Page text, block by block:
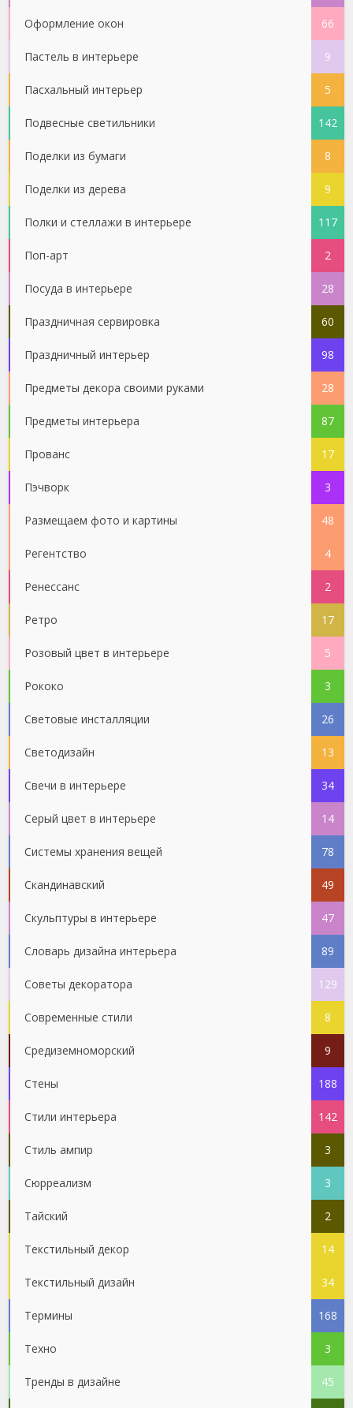
Оформление окон 66
Пастель в интерьере 9
Пасхальный интерьер 5
Подвесные светильники 142
Поделки из бумаги 8
Поделки из дерева 9
Полки и стеллажи в интерьере 117
Поп-арт 2
Посуда в интерьере 28
Праздничная сервировка 60
Праздничный интерьер 98
Предметы декора своими руками 28
Предметы интерьера 87
Прованс 17
Пэчворк 3
Размещаем фото и картины 48
Регентство 4
Ренессанс 2
Ретро 17
Розовый цвет в интерьере 5
Рококо 3
Световые инсталляции 26
Светодизайн 13
Свечи в интерьере 34
Серый цвет в интерьере 14
Системы хранения вещей 78
Скандинавский 49
Скульптуры в интерьере 47
Словарь дизайна интерьера 89
Советы декоратора 129
Современные стили 8
Средиземноморский 9
Стены 188
Стили интерьера 142
Стиль ампир 3
Сюрреализм 3
Тайский 2
Текстильный декор 14
Текстильный дизайн 34
Термины 168
Техно 3
Тренды в дизайне 45